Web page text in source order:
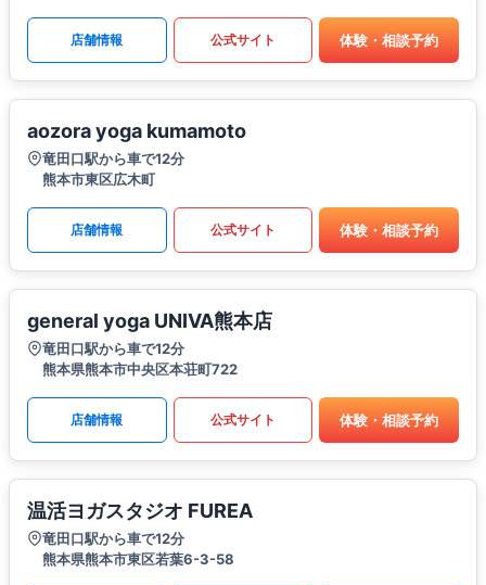
店舗情報 公式サイト 体験・相談予約
aozora yoga kumamoto
竜田口駅から車で12分
熊本市東区広木町
店舗情報 公式サイト 体験・相談予約
general yoga UNIVA熊本店
竜田口駅から車で12分
熊本県熊本市中央区本荘町722
店舗情報 公式サイト 体験・相談予約
温活ヨガスタジオ FUREA
竜田口駅から車で12分
熊本県熊本市東区若葉6-3-58